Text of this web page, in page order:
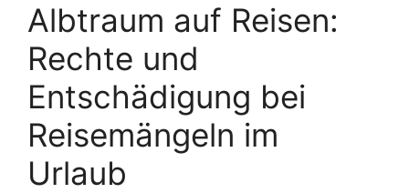
Albtraum auf Reisen:
Rechte und
Entschädigung bei
Reisemängeln im
Urlaub